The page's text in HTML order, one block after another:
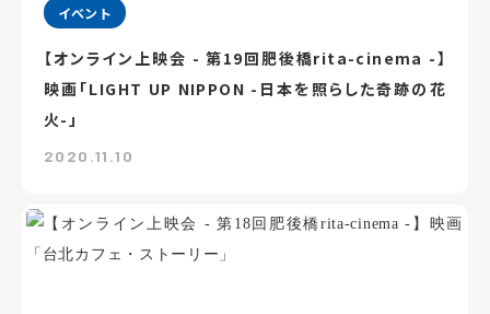
イベント
【オンライン上映会 - 第19回肥後橋rita-cinema -】
映画「LIGHT UP NIPPON -日本を照らした奇跡の花
火-」
2020.11.10